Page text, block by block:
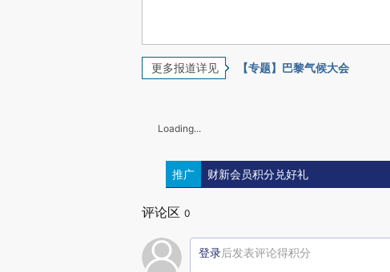
更多报道详见 【专题】巴黎气候大会
Loading...
推广 财新会员积分兑好礼
评论区 0
登录后发表评论得积分